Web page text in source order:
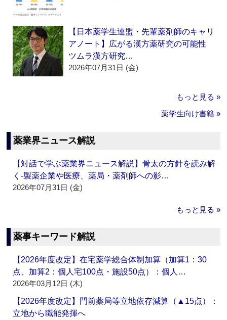
【日本薬学生連盟・先輩薬剤師のキャリ
アノート】広がる漢方薬研究の可能性
ツムラ漢方研究…
2026年07月31日 (金)
もっと見る »
薬学生向け書籍 »
薬業界ニュース解説
【対話で学ぶ薬業界ニュース解説】骨太の方針を読み解
く‐製薬企業や医療、薬局・薬剤師への影…
2026年07月31日 (金)
もっと見る »
薬事キーワード解説
【2026年度改定】在宅薬学総合体制加算（加算1：30
点、加算2：個人宅100点・施設50点）：個人…
2026年03月12日 (木)
【2026年度改定】門前薬局等立地依存減算（▲15点）：
立地から職能発揮へ